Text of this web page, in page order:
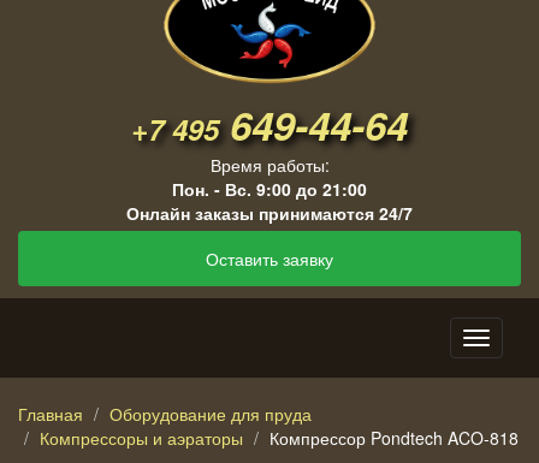
+7 495649-44-64
Время работы:
Пон. - Вс. 9:00 до 21:00
Онлайн заказы принимаются 24/7
Оставить заявку
Главная
Оборудование для пруда
Компрессоры и аэраторы
Компрессор Pondtech ACO-818